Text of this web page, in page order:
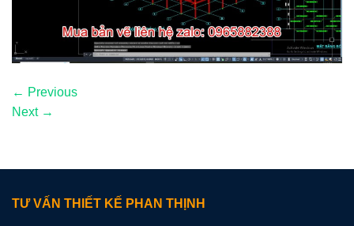
← Previous
Next →
TƯ VẤN THIẾT KẾ PHAN THỊNH